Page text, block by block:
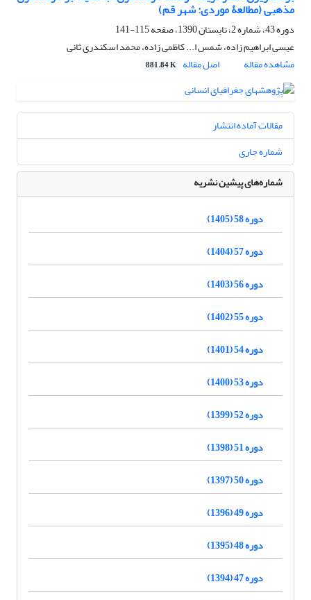
مذهبی (مطالعۀ موردی: شهر قم)
دوره 43، شماره 2، تابستان 1390، صفحه
115-141
عیسی ابراهیم زاده، شمس ا... کاظمی زاده، محمد اسکندری ثانی
مشاهده مقاله
اصل مقاله 881.84 K
مقالات آماده انتشار
شماره جاری
شماره‌های پیشین نشریه
دوره 58 (1405)
دوره 57 (1404)
دوره 56 (1403)
دوره 55 (1402)
دوره 54 (1401)
دوره 53 (1400)
دوره 52 (1399)
دوره 51 (1398)
دوره 50 (1397)
دوره 49 (1396)
دوره 48 (1395)
دوره 47 (1394)